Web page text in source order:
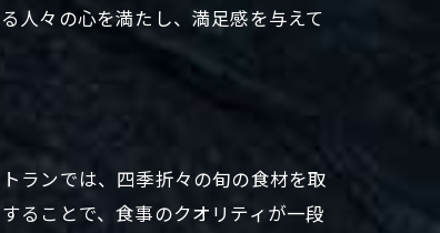
人々の心を満たし、満足感を与えて
ランでは、四季折々の旬の食材を取
ることで、食事のクオリティが一段